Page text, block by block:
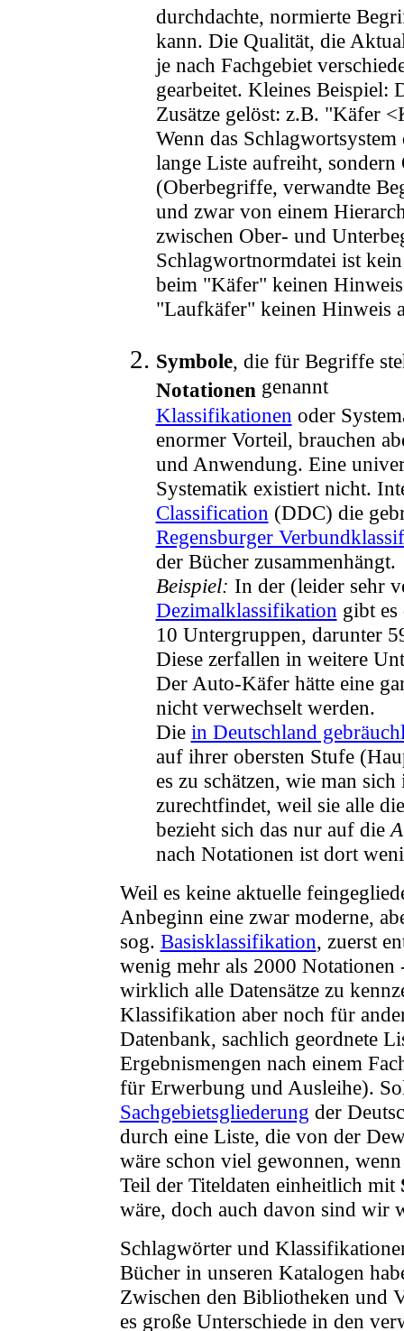
durchdachte, normierte
kann. Die Qualität, die
je nach Fachgebiet
gearbeitet. Kleines
Zusätze gelöst: z.B. "Käfer
Wenn das
lange Liste aufreiht,
(Oberbegriffe, verwandte
und zwar von einem
zwischen Ober- und
Schlagwortnormdatei ist
beim "Käfer" keinen
"Laufkäfer" keinen Hinweis
Symbole, die für Begriffe
Notationengenannt
Klassifikationen oder
enormer Vorteil, brauchen
und Anwendung. Eine
Systematik existiert nicht.
Classification (DDC) die
Regensburger
der Bücher zusammenhängt.
Beispiel: In der (leider sehr
Dezimalklassifikation gibt
10 Untergruppen, darunter
Diese zerfallen in weitere
Der Auto-Käfer hätte eine
nicht verwechselt werden.
Die in Deutschland
auf ihrer obersten Stufe
es zu schätzen, wie man
zurechtfindet, weil sie alle
bezieht sich das nur auf die
nach Notationen ist dort
Weil es keine aktuelle
Anbeginn eine zwar moderne,
sog. Basisklassifikation, zuerst
wenig mehr als 2000 Notationen
wirklich alle Datensätze zu
Klassifikation aber noch für
Datenbank, sachlich geordnete
Ergebnismengen nach einem
für Erwerbung und Ausleihe).
Sachgebietsgliederung der
durch eine Liste, die von der
wäre schon viel gewonnen,
Teil der Titeldaten einheitlich mit
wäre, doch auch davon sind wir
Schlagwörter und
Bücher in unseren Katalogen
Zwischen den Bibliotheken und
es große Unterschiede in den